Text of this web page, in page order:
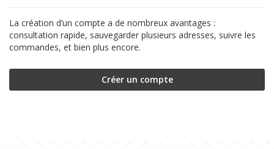
La création d’un compte a de nombreux avantages :
consultation rapide, sauvegarder plusieurs adresses, suivre les
commandes, et bien plus encore.
Créer un compte